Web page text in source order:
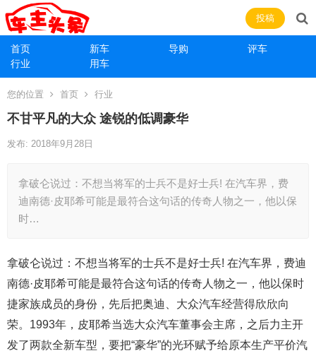
首页 新车 导购
评车
行业
用车
投稿
您的位置 首页 行业
不甘平凡的大众 途锐的低调豪华
发布: 2018年9月28日
拿破仑说过：不想当将军的士兵不是好士兵! 在汽车界，费
迪南德·皮耶希可能是最符合这句话的传奇人物之一，他以保
时…
拿破仑说过：不想当将军的士兵不是好士兵! 在汽车界，费迪
南德·皮耶希可能是最符合这句话的传奇人物之一，他以保时
捷家族成员的身份，先后把奥迪、大众汽车经营得欣欣向
荣。1993年，皮耶希当选大众汽车董事会主席，之后力主开
发了两款全新车型，要把“豪华”的光环赋予给原本生产平价汽